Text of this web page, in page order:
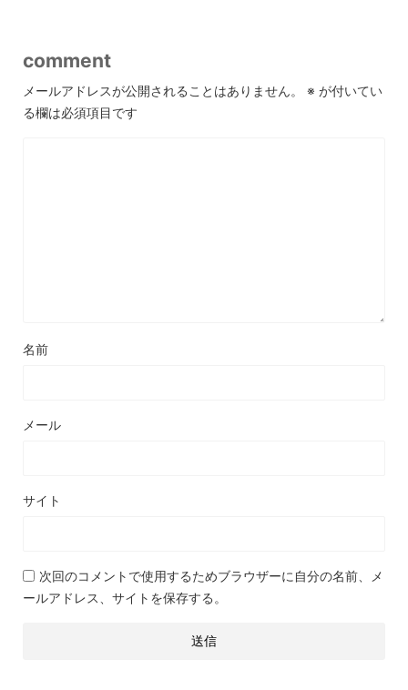
comment
メールアドレスが公開されることはありません。 ※ が付いてい
る欄は必須項目です
名前
メール
サイト
次回のコメントで使用するためブラウザーに自分の名前、メ
ールアドレス、サイトを保存する。